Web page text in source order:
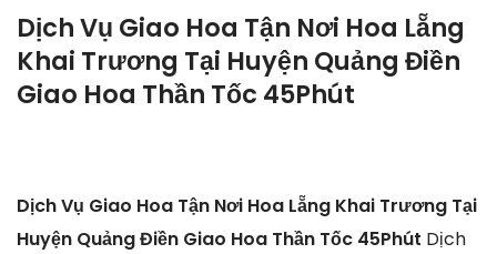
Dịch Vụ Giao Hoa Tận Nơi Hoa Lẵng
Khai Trương Tại Huyện Quảng Điền
Giao Hoa Thần Tốc 45Phút
Dịch Vụ Giao Hoa Tận Nơi Hoa Lẵng Khai Trương Tại
Huyện Quảng Điền Giao Hoa Thần Tốc 45Phút Dịch